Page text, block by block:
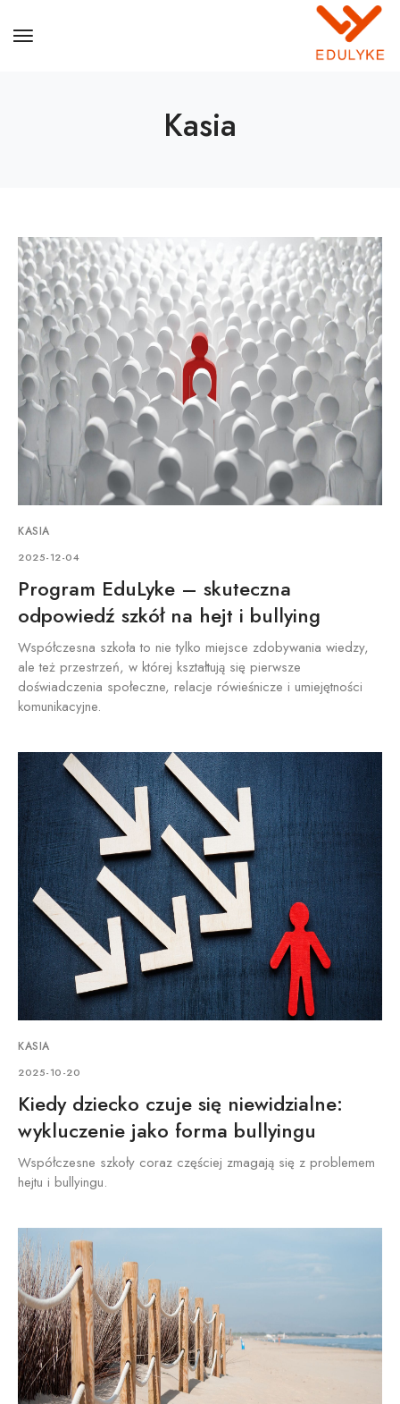
Kasia
KASIA
2025-12-04
Program EduLyke – skuteczna
odpowiedź szkół na hejt i bullying
Współczesna szkoła to nie tylko miejsce zdobywania wiedzy,
ale też przestrzeń, w której kształtują się pierwsze
doświadczenia społeczne, relacje rówieśnicze i umiejętności
komunikacyjne.
KASIA
2025-10-20
Kiedy dziecko czuje się niewidzialne:
wykluczenie jako forma bullyingu
Współczesne szkoły coraz częściej zmagają się z problemem
hejtu i bullyingu.